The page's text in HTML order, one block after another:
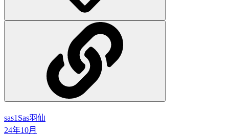
sas1 Sas羽仙
24年10月